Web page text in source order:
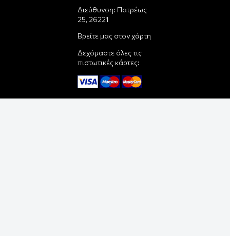
Διεύθυνση: Πατρέως
25, 26221
Βρείτε μας στον χάρτη
Δεχόμαστε όλες τις
πιστωτικές κάρτες: